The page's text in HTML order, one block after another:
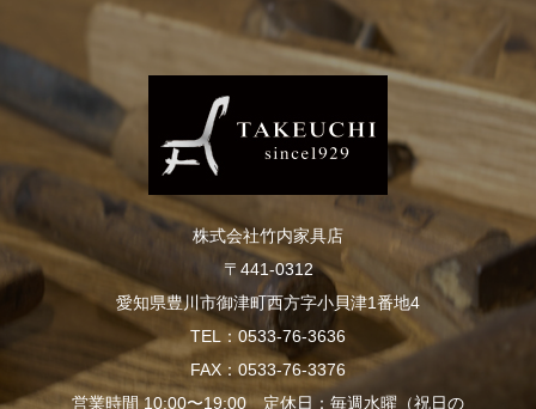
株式会社竹内家具店
〒441-0312
愛知県豊川市御津町西方字小貝津1番地4
TEL：0533-76-3636
FAX：0533-76-3376
営業時間 10:00〜19:00 定休日：毎週水曜（祝日の